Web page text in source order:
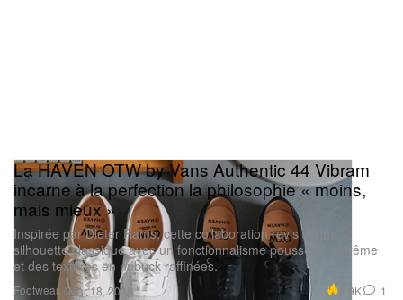
Footwear
La HAVEN OTW by Vans Authentic 44 Vibram
incarne à la perfection la philosophie « moins,
mais mieux »
Inspirée par Dieter Rams, cette collaboration revisite une
silhouette classique avec un fonctionnalisme poussé à l’extrême
et des textures en nubuck raffinées.
Mar 18, 2026 9.9K 1